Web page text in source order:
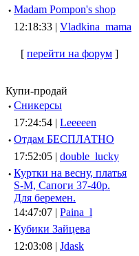
· Madam Pompon's shop
12:18:33 | Vladkina_mama
[ перейти на форум ]
Купи-продай
· Сникерсы
17:24:54 | Leeeeen
· Отдам БЕСПЛАТНО
17:52:05 | double_lucky
· Куртки на весну, платья
S-M, Сапоги 37-40р.
Для беремен.
14:47:07 | Paina_l
· Кубики Зайцева
12:03:08 | Jdask